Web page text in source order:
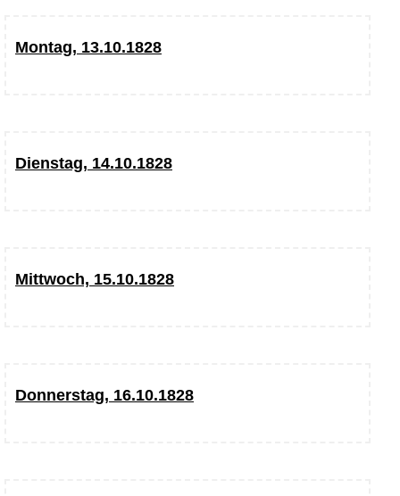
Montag, 13.10.1828
Dienstag, 14.10.1828
Mittwoch, 15.10.1828
Donnerstag, 16.10.1828